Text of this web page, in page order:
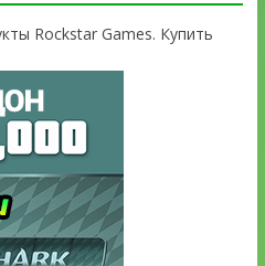
Rockstar Games. Купить